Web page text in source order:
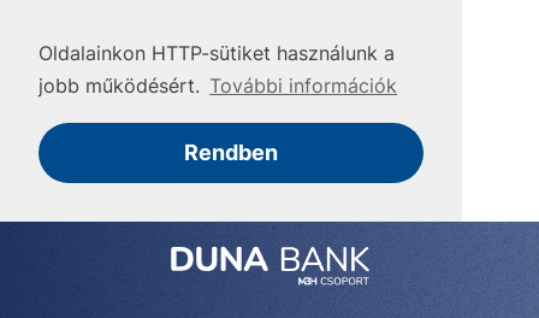
Oldalainkon HTTP-sütiket használunk a
jobb működésért. További információk
Rendben